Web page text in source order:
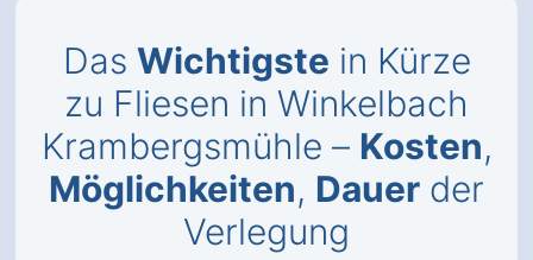
Das Wichtigste in Kürze
zu Fliesen in Winkelbach
Krambergsmühle – Kosten,
Möglichkeiten, Dauer der
Verlegung